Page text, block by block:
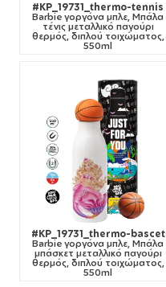
#KP_19731_thermo-tennis
Barbie γοργόνα μπλε, Μπάλα
τένις μεταλλικό παγούρι
θερμός, διπλού τοιχώματος,
550ml
#KP_19731_thermo-bascet
Barbie γοργόνα μπλε, Μπάλα
μπάσκετ μεταλλικό παγούρι
θερμός, διπλού τοιχώματος,
550ml